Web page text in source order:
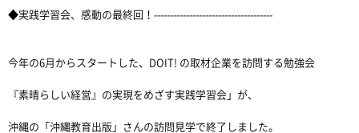
◆実践学習会、感動の最終回！-------------------------------------
今年の6月からスタートした、DOIT! の取材企業を訪問する勉強会
『素晴らしい経営』の実現をめざす実践学習会」が、
沖縄の「沖縄教育出版」さんの訪問見学で終了しました。